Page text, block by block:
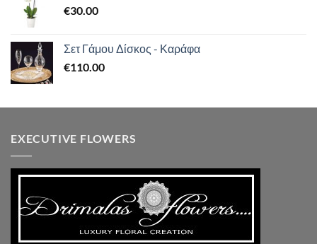
€30.00
Σετ Γάμου Δίσκος - Καράφα
€110.00
EXECUTIVE FLOWERS